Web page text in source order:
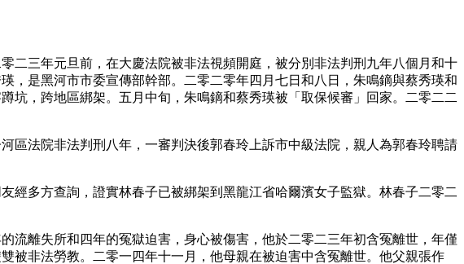
二三年元旦前，在大慶法院被非法視頻開庭，被分別非法判刑九年八個月和十
，是黑河市市委宣傳部幹部。二零二零年四月七日和八日，朱鳴鏑與蔡秀瑛和
坑，跨地區綁架。五月中旬，朱鳴鏑和蔡秀瑛被「取保候審」回家。二零二二
區法院非法判刑八年，一審判決後郭春玲上訴市中級法院，親人為郭春玲聘請
經多方查詢，證實林春子已被綁架到黑龍江省哈爾濱女子監獄。林春子二零二
流離失所和四年的冤獄迫害，身心被傷害，他於二零二三年初含冤離世，年僅
被非法勞教。二零一四年十一月，他母親在被迫害中含冤離世。他父親張作